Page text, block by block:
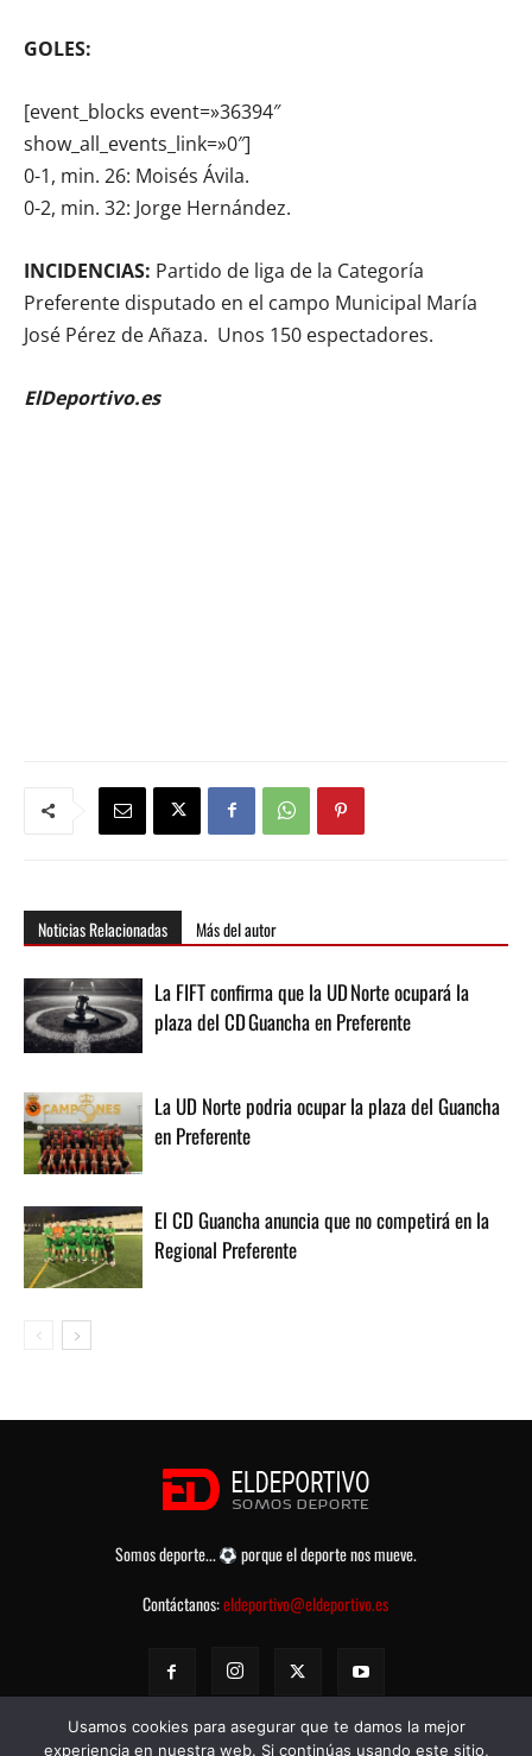
GOLES:
[event_blocks event=»36394″
show_all_events_link=»0″]
0-1, min. 26: Moisés Ávila.
0-2, min. 32: Jorge Hernández.
INCIDENCIAS: Partido de liga de la Categoría
Preferente disputado en el campo Municipal María
José Pérez de Añaza. Unos 150 espectadores.
ElDeportivo.es
Noticias Relacionadas Más del autor
La FIFT confirma que la UD Norte ocupará la
plaza del CD Guancha en Preferente
La UD Norte podria ocupar la plaza del Guancha
en Preferente
El CD Guancha anuncia que no competirá en la
Regional Preferente
Somos deporte...
porque el deporte nos mueve.
Contáctanos:eldeportivo@eldeportivo.es
Usamos cookies para asegurar que te damos la mejor
experiencia en nuestra web. Si continúas usando este sitio,